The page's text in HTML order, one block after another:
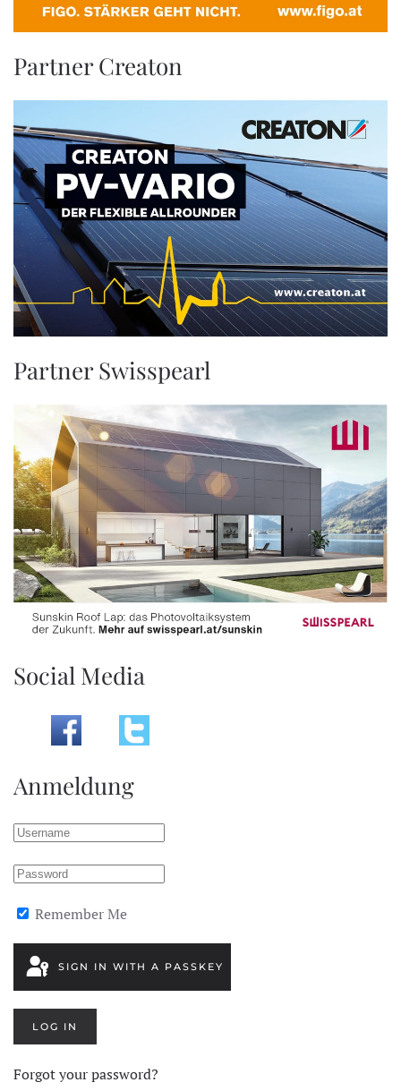
Partner Creaton
Partner Swisspearl
Social Media
Anmeldung
Remember Me
SIGN IN WITH A PASSKEY
LOG IN
Forgot your password?